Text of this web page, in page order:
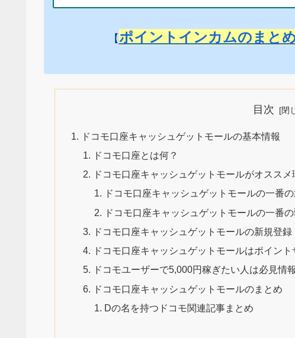
【ポイントインカムのまと
目次
ドコモ口座キャッシュゲットモールの基本情報
ドコモ口座とは何？
ドコモ口座キャッシュゲットモールがオススメ
ドコモ口座キャッシュゲットモールの一番
ドコモ口座キャッシュゲットモールの一番
ドコモ口座キャッシュゲットモールの新規登録
ドコモ口座キャッシュゲットモールはポイント
ドコモユーザーで5,000円稼ぎたい人は必見情報
ドコモ口座キャッシュゲットモールのまとめ
Dの名を持つドコモ関連記事まとめ